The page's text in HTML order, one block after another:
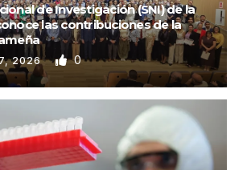
de Investigación (SNI) de la
las contribuciones de la
7, 2026 0